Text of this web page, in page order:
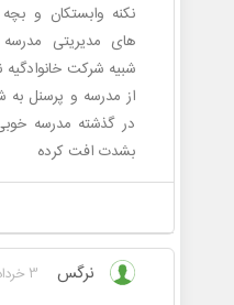
نکنه وابستکان و
های مدیریتی مدرسه
شبیه شرکت خانوادگیه
از مدرسه و پرسنل
در گذشته مدرسه
بشدت افت کرده
نرگس
3 خرداد 1402 ساعت 0:27